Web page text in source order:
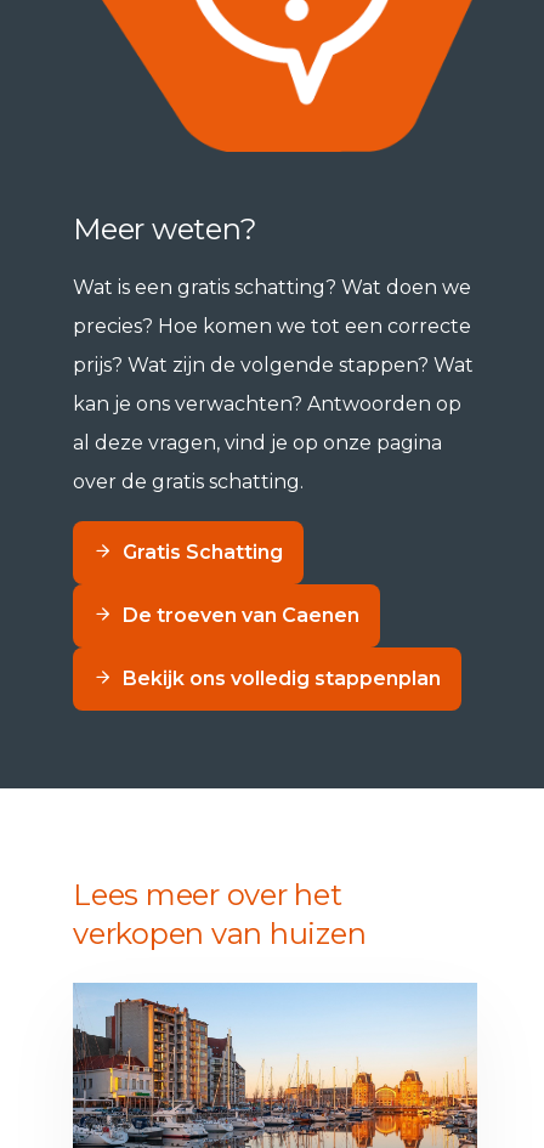
Meer weten?
Wat is een gratis schatting? Wat doen we
precies? Hoe komen we tot een correcte
prijs? Wat zijn de volgende stappen? Wat
kan je ons verwachten? Antwoorden op
al deze vragen, vind je op onze pagina
over de gratis schatting.
Gratis Schatting
De troeven van Caenen
Bekijk ons volledig stappenplan
Lees meer over het
verkopen van huizen